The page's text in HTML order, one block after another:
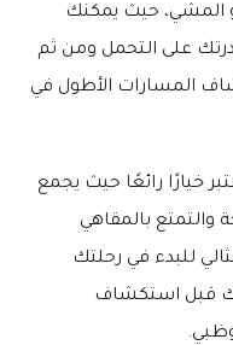
أو المشي، حيث يمكنك
على التحمل ومن ثم
المسارات الأطول في
خيارًا رائعًا حيث يجمع
والتمتع بالمقاهي
للبدء في رحلتك
قبل استكشاف